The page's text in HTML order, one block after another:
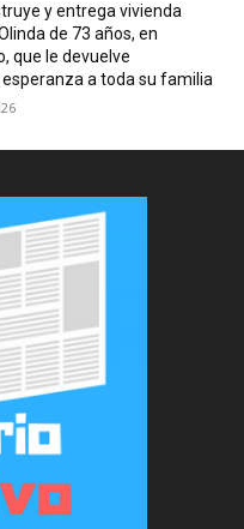
y entrega vivienda
de 73 años, en
que le devuelve
a toda su familia